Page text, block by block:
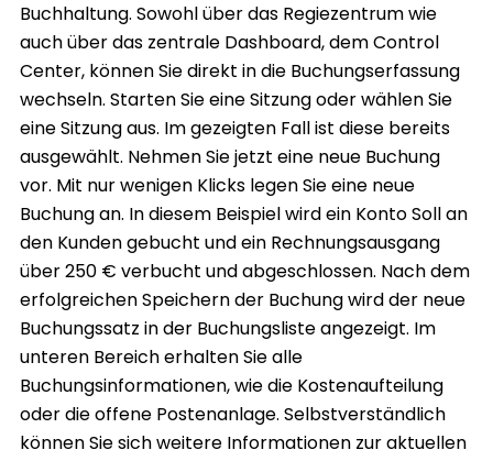
Buchhaltung. Sowohl über das Regiezentrum wie
auch über das zentrale Dashboard, dem Control
Center, können Sie direkt in die Buchungserfassung
wechseln. Starten Sie eine Sitzung oder wählen Sie
eine Sitzung aus. Im gezeigten Fall ist diese bereits
ausgewählt. Nehmen Sie jetzt eine neue Buchung
vor. Mit nur wenigen Klicks legen Sie eine neue
Buchung an. In diesem Beispiel wird ein Konto Soll an
den Kunden gebucht und ein Rechnungsausgang
über 250 € verbucht und abgeschlossen. Nach dem
erfolgreichen Speichern der Buchung wird der neue
Buchungssatz in der Buchungsliste angezeigt. Im
unteren Bereich erhalten Sie alle
Buchungsinformationen, wie die Kostenaufteilung
oder die offene Postenanlage. Selbstverständlich
können Sie sich weitere Informationen zur aktuellen